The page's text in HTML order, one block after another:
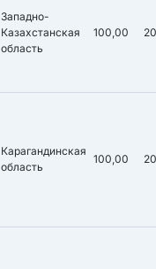
Западно-
Казахстанская
область
100,00
Карагандинская
область
100,00